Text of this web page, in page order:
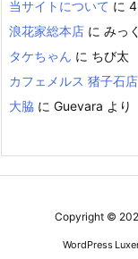
当サイトについて に
浪花家総本店 に みっく
タケちゃん に ちび太
カフェメルス 猪子石店
大脇 に Guevara より
Copyright ©
WordPress